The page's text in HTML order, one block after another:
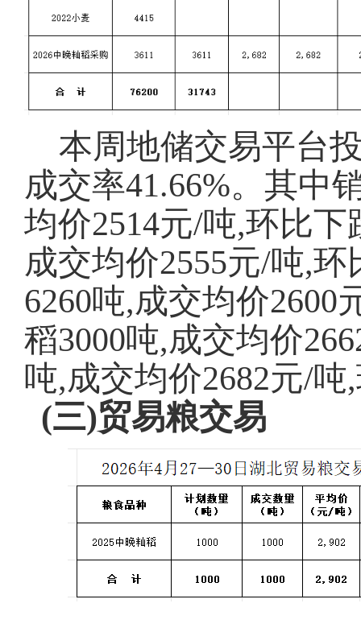
本周地储交易平台
成交率41.66%。其中
均价2514元/吨,环比下
成交均价2555元/吨,
6260吨,成交均价2600
稻3000吨,成交均价
吨,成交均价2682元/
(三)贸易粮交易